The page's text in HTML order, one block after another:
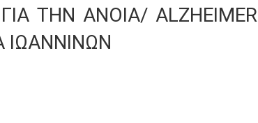
ΤΗΝ ΑΝΟΙΑ/ ALZHEIMER
ΙΩΑΝΝΙΝΩΝ